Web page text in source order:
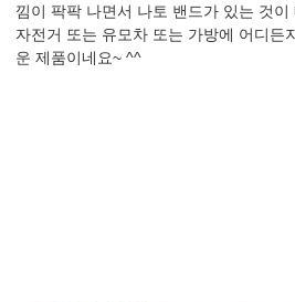
낌이 팍팍 나면서 나토 밴드가 있는 것
자전거 또는 유모차 또는 가방에 어디든
운 제품이네요~ ^^